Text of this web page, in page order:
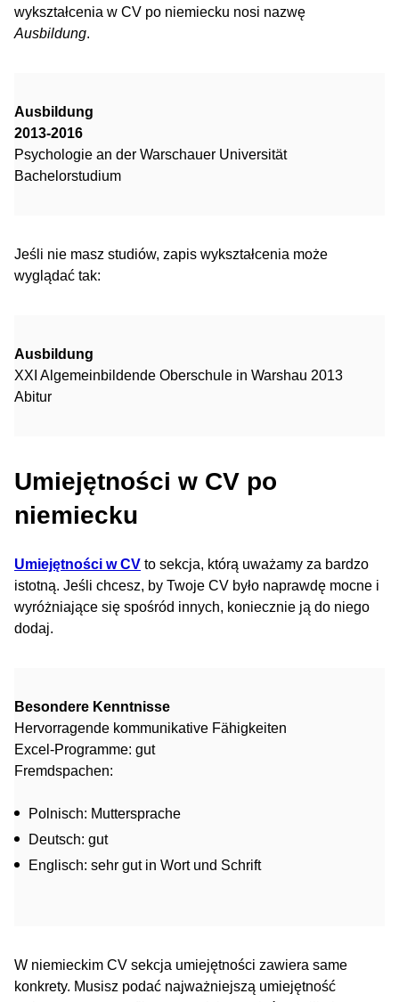
wykształcenia w CV po niemiecku nosi nazwę
Ausbildung.
Ausbildung
2013-2016
Psychologie an der Warschauer Universität
Bachelorstudium
Jeśli nie masz studiów, zapis wykształcenia może
wyglądać tak:
Ausbildung
XXI Algemeinbildende Oberschule in Warshau 2013
Abitur
Umiejętności w CV po
niemiecku
Umiejętności w CV to sekcja, którą uważamy za bardzo
istotną. Jeśli chcesz, by Twoje CV było naprawdę mocne i
wyróżniające się spośród innych, koniecznie ją do niego
dodaj.
Besondere Kenntnisse
Hervorragende kommunikative Fähigkeiten
Excel-Programme: gut
Fremdspachen:
Polnisch: Muttersprache
Deutsch: gut
Englisch: sehr gut in Wort und Schrift
W niemieckim CV sekcja umiejętności zawiera same
konkrety. Musisz podać najważniejszą umiejętność